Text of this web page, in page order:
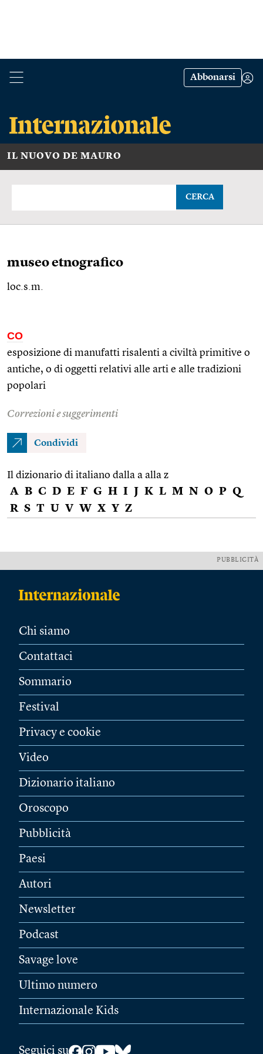
Abbonarsi
IL NUOVO DE MAURO
CERCA
museo etnografico
loc.s.m.
CO
esposizione di manufatti risalenti a civiltà primitive o
antiche, o di oggetti relativi alle arti e alle tradizioni
popolari
Correzioni e suggerimenti
Condividi
Il dizionario di italiano dalla a alla z
A B C D E F G H I J K L M N O P Q
R S T U V W X Y Z
PUBBLICITÀ
Chi siamo
Contattaci
Sommario
Festival
Privacy e cookie
Video
Dizionario italiano
Oroscopo
Pubblicità
Paesi
Autori
Newsletter
Podcast
Savage love
Ultimo numero
Internazionale Kids
Seguici su